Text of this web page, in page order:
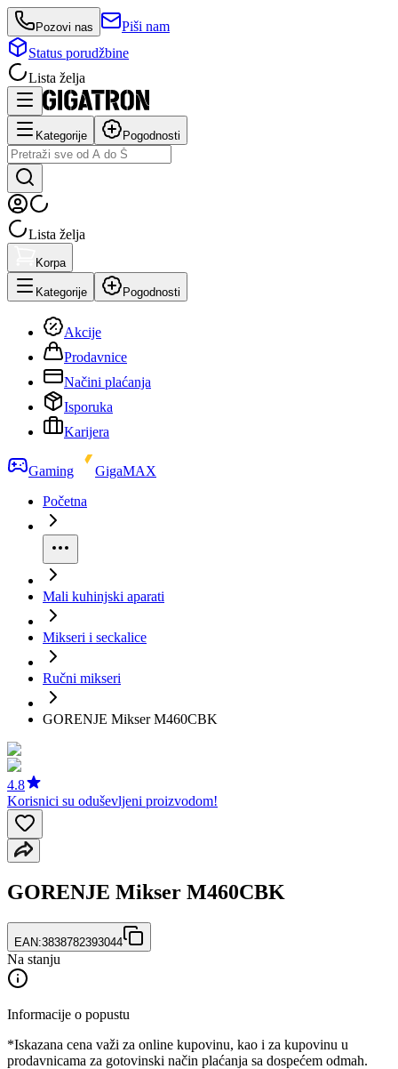
Pozovi nas
Piši nam
Status porudžbine
Lista želja
Kategorije Pogodnosti
Lista želja
Korpa
Kategorije Pogodnosti
Akcije
Prodavnice
Načini plaćanja
Isporuka
Karijera
Gaming
GigaMAX
Početna
Mali kuhinjski aparati
Mikseri i seckalice
Ručni mikseri
GORENJE Mikser M460CBK
4.8
Korisnici su oduševljeni proizvodom!
GORENJE Mikser M460CBK
EAN:3838782393044
Na stanju
Informacije o popustu
*Iskazana cena važi za online kupovinu, kao i za kupovinu u
prodavnicama za gotovinski način plaćanja sa dospećem odmah.